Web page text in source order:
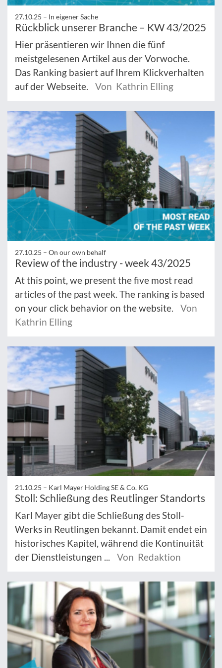
27.10.25 – In eigener Sache
Rückblick unserer Branche – KW 43/2025
Hier präsentieren wir Ihnen die fünf
meistgelesenen Artikel aus der Vorwoche.
Das Ranking basiert auf Ihrem Klickverhalten
auf der Webseite.
Von Kathrin Elling
27.10.25 – On our own behalf
Review of the industry - week 43/2025
At this point, we present the five most read
articles of the past week. The ranking is based
on your click behavior on the website.
Von
Kathrin Elling
21.10.25 – Karl Mayer Holding SE & Co. KG
Stoll: Schließung des Reutlinger Standorts
Karl Mayer gibt die Schließung des Stoll-
Werks in Reutlingen bekannt. Damit endet ein
historisches Kapitel, während die Kontinuität
der Dienstleistungen ...
Von Redaktion